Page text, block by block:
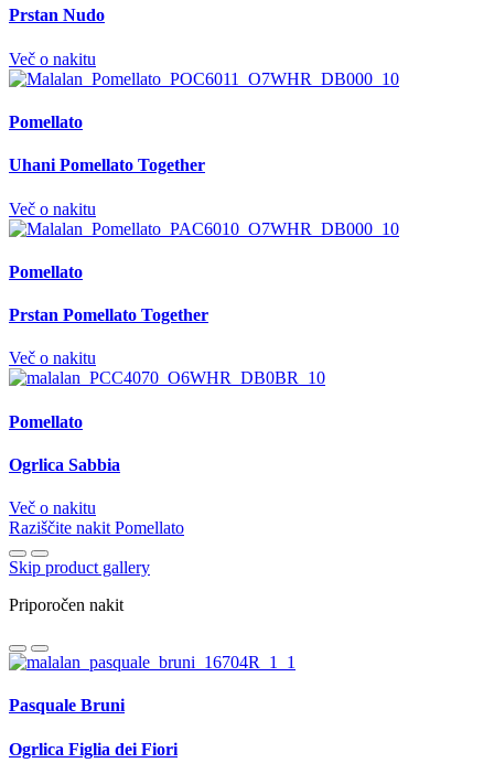
Prstan Nudo
Več o nakitu
Pomellato
Uhani Pomellato Together
Več o nakitu
Pomellato
Prstan Pomellato Together
Več o nakitu
Pomellato
Ogrlica Sabbia
Več o nakitu
Raziščite nakit Pomellato
Skip product gallery
Priporočen nakit
Pasquale Bruni
Ogrlica Figlia dei Fiori